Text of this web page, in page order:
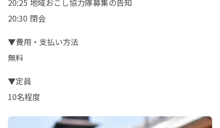
20:25 地域おこし協力隊募集の告知
20:30 閉会
▼費用・支払い方法
無料
▼定員
10名程度